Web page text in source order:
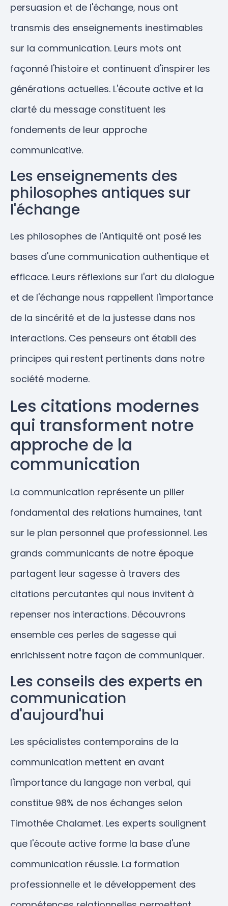
persuasion et de l'échange, nous ont
transmis des enseignements inestimables
sur la communication. Leurs mots ont
façonné l'histoire et continuent d'inspirer les
générations actuelles. L'écoute active et la
clarté du message constituent les
fondements de leur approche
communicative.
Les enseignements des
philosophes antiques sur
l'échange
Les philosophes de l'Antiquité ont posé les
bases d'une communication authentique et
efficace. Leurs réflexions sur l'art du dialogue
et de l'échange nous rappellent l'importance
de la sincérité et de la justesse dans nos
interactions. Ces penseurs ont établi des
principes qui restent pertinents dans notre
société moderne.
Les citations modernes
qui transforment notre
approche de la
communication
La communication représente un pilier
fondamental des relations humaines, tant
sur le plan personnel que professionnel. Les
grands communicants de notre époque
partagent leur sagesse à travers des
citations percutantes qui nous invitent à
repenser nos interactions. Découvrons
ensemble ces perles de sagesse qui
enrichissent notre façon de communiquer.
Les conseils des experts en
communication
d'aujourd'hui
Les spécialistes contemporains de la
communication mettent en avant
l'importance du langage non verbal, qui
constitue 98% de nos échanges selon
Timothée Chalamet. Les experts soulignent
que l'écoute active forme la base d'une
communication réussie. La formation
professionnelle et le développement des